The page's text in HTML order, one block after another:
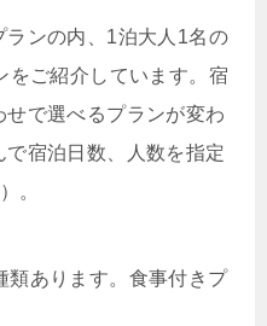
ランの内、1泊大人1名の
をご紹介しています。宿
で選べるプランが変わ
宿泊日数、人数を指定
）。
類あります。食事付きプ